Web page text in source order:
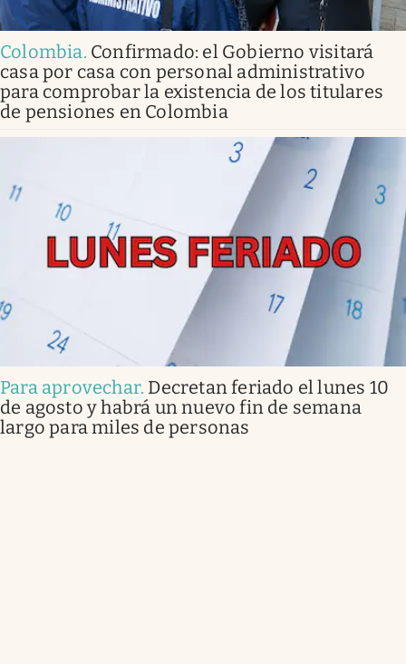
Colombia. Confirmado: el Gobierno visitará
casa por casa con personal administrativo
para comprobar la existencia de los titulares
de pensiones en Colombia
Para aprovechar. Decretan feriado el lunes 10
de agosto y habrá un nuevo fin de semana
largo para miles de personas